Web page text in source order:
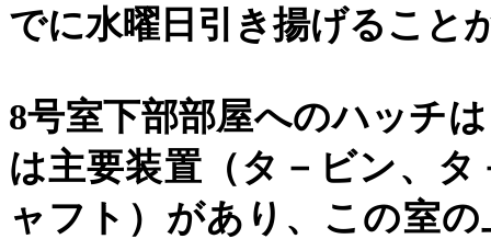
でに水曜日引き揚げること
8号室下部部屋へのハッチ
は主要装置（タ－ビン、
ャフト）があり、この室